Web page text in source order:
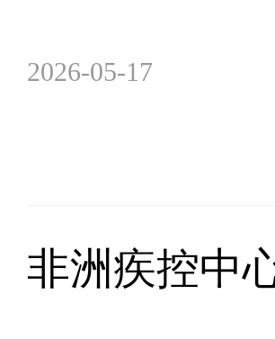
2026-05-17
非洲疾控中